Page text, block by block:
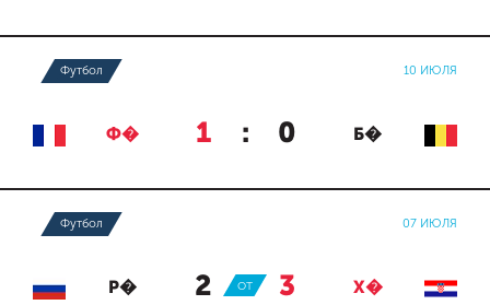
Футбол 10 ИЮЛЯ
Ф� 1 : 0 Б�
Футбол 07 ИЮЛЯ
Р� 2 : 3 Х�
ОТ